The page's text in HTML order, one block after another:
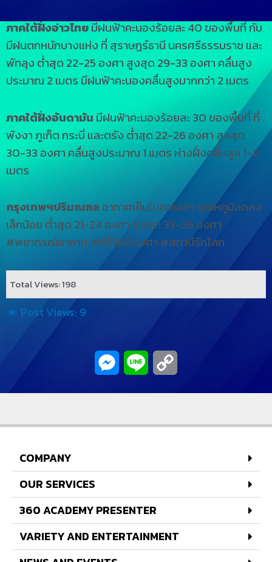
ภาคใต้ฝั่งอ่าวไทยมีฝนฟ้าคะนองร้อยละ 40 ของพื้นที่ กับ
มีฝนตกหนักบางแห่ง ที่ สุราษฎร์ธานี นครศรีธรรมราช และ
พัทลุง ต่ำสุด 22-25 องศา สูงสุด 29-33 องศา คลื่นสูง
ประมาณ 2 เมตร มีฝนฟ้าคะนองคลื่นสูงมากกว่า 2 เมตร
ภาคใต้ฝั่งอันดามัน มีฝนฟ้าคะนองร้อยละ 30 ของพื้นที่ ที่
พังงา ภูเก็ต กระบี่ และตรัง ต่ำสุด 22-26 องศา สูงสุด
30-33 องศา คลื่นสูงประมาณ 1 เมตร ห่างฝั่งคลื่นสูง 1-2
เมตร
กรุงเทพฯปริมณฑล อากาศเย็นในตอนเช้า อุณหภูมิลดลง
เล็กน้อย ต่ำสุด 21-24 องศา สูงสุด 33-36 องศา
#พยากรณ์อากาศ #ทีวี360องศา #สถานีรักโลก
Total Views: 198
Post Views: 9
Messenger
Line
COMPANY
OUR SERVICES
360 ACADEMY PRESENTER
VARIETY AND ENTERTAINMENT